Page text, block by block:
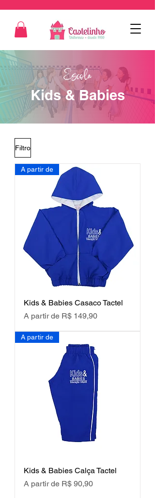
Escola
Kids & Babies
Filtro
A partir de
Kids & Babies Casaco Tactel
A partir de R$ 149,90
Preço promocional
A partir de
Kids & Babies Calça Tactel
A partir de R$ 90,90
Preço promocional